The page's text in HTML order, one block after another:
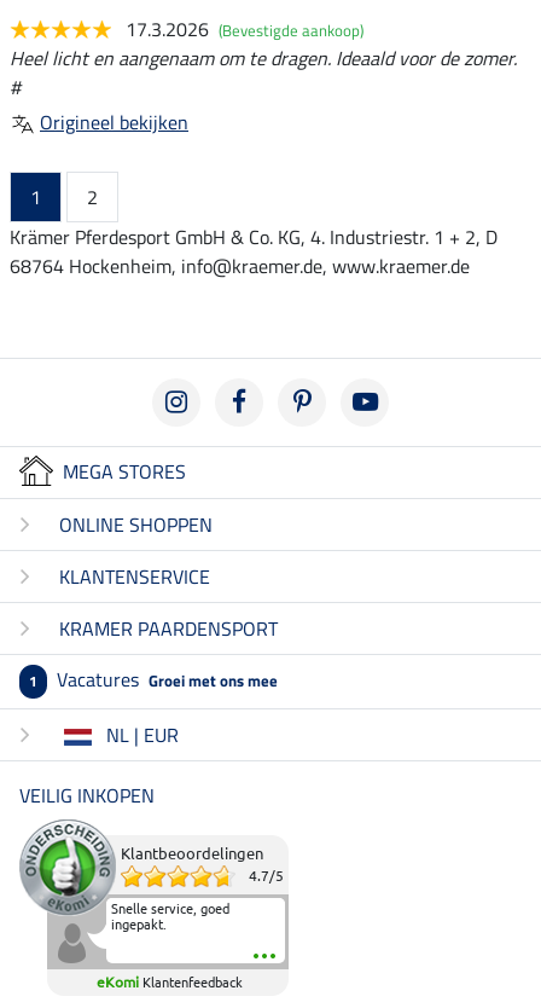
17.3.2026 (Bevestigde aankoop)
Heel licht en aangenaam om te dragen. Ideaald voor de zomer.
#
Origineel bekijken
1
2
Krämer Pferdesport GmbH & Co. KG, 4. Industriestr. 1 + 2, D
68764 Hockenheim, info@kraemer.de, www.kraemer.de
MEGA STORES
ONLINE SHOPPEN
KLANTENSERVICE
KRAMER PAARDENSPORT
1 Vacatures Groei met ons mee
NL | EUR
VEILIG INKOPEN
Klantbeoordelingen
4.7/5
Snelle service, goed
ingepakt.
eKomi Klantenfeedback